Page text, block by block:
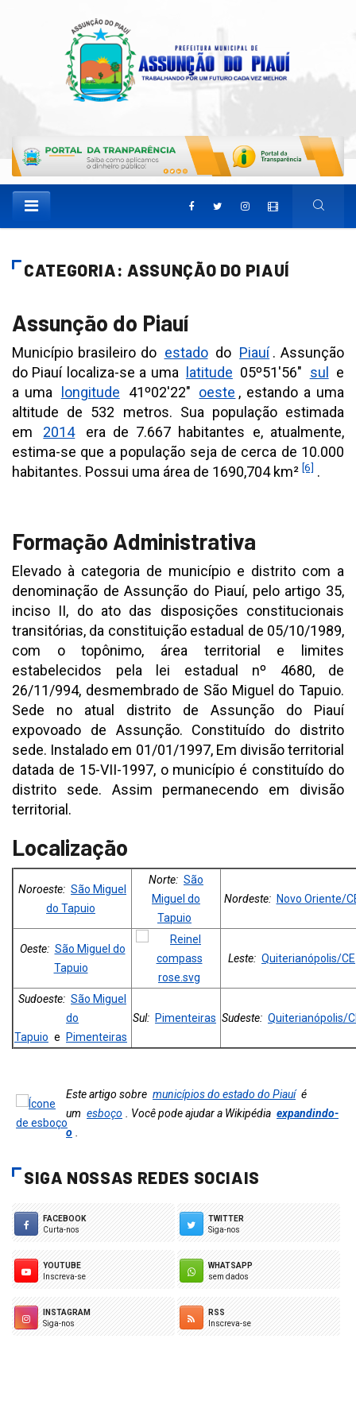
CATEGORIA: ASSUNÇÃO DO PIAUÍ
Assunção do Piauí
Município brasileiro do estado do Piauí . Assunção
do Piauí localiza-se a uma
latitude 05º51'56" sul
e
a uma
longitude 41º02'22" oeste , estando a uma
altitude de 532 metros. Sua população estimada
em
2014
era de 7.667 habitantes e, atualmente,
estima-se que a população seja de cerca de 10.000
habitantes. Possui uma área de 1690,704 km² [6] .
Formação Administrativa
Elevado à categoria de município e distrito com a
denominação de Assunção do Piauí, pelo artigo 35,
inciso II, do ato das disposições constitucionais
transitórias, da constituição estadual de 05/10/1989,
com o topônimo, área territorial e limites
estabelecidos pela lei estadual nº 4680, de
26/11/994, desmembrado de São Miguel do Tapuio.
Sede no atual distrito de Assunção do Piauí
expovoado de Assunção. Constituído do distrito
sede. Instalado em 01/01/1997, Em divisão territorial
datada de 15-VII-1997, o município é constituído do
distrito sede. Assim permanecendo em divisão
territorial.
Localização
Noroeste: São Miguel
do Tapuio
Norte: São
Miguel do
Tapuio
Nordeste: Novo Oriente/
Oeste: São Miguel do
Tapuio
Leste: Quiterianópolis/CE
Sudoeste: São Miguel
do
Tapuio e Pimenteiras
Sul: Pimenteiras Sudeste: Quiterianópolis/
Este artigo sobre municípios do estado do Piauí é
um esboço . Você pode ajudar a Wikipédia expandindo-
o .
SIGA NOSSAS REDES SOCIAIS
FACEBOOK
Curta-nos
TWITTER
Siga-nos
YOUTUBE
Inscreva-se
WHATSAPP
sem dados
INSTAGRAM
Siga-nos
RSS
Inscreva-se